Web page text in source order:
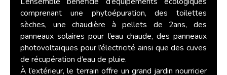
comprenant une phytoépuration, des toilettes
sèches, une chaudière à pellets de 2ans, des
panneaux solaires pour l’eau chaude, des panneaux
photovoltaïques pour l’électricité ainsi que des cuves
de récupération d’eau de pluie.
À l’extérieur, le terrain offre un grand jardin nourricier